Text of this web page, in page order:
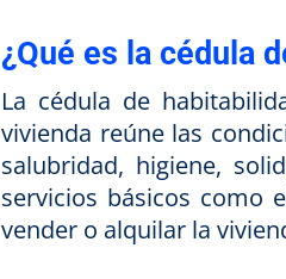
¿Qué es la cédula
La cédula de
vivienda reúne las
salubridad, higiene,
servicios básicos como
vender o alquilar la